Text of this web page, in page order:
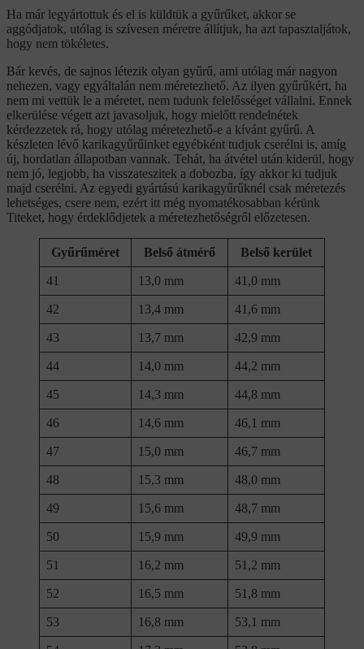
Ha már legyártottuk és el is küldtük a gyűrűket, akkor se
aggódjatok, utólag is szívesen méretre állítjuk, ha azt tapasztaljátok,
hogy nem tökéletes.
Bár kevés, de sajnos létezik olyan gyűrű, ami utólag már nagyon
nehezen, vagy egyáltalán nem méretezhető. Az ilyen gyűrűkért, ha
nem mi vettük le a méretet, nem tudunk felelősséget vállalni. Ennek
elkerülése végett azt javasoljuk, hogy mielőtt rendelnétek
kérdezzetek rá, hogy utólag méretezhető-e a kívánt gyűrű. A
készleten lévő karikagyűrűinket egyébként tudjuk cserélni is, amíg
új, hordatlan állapotban vannak. Tehát, ha átvétel után kiderül, hogy
nem jó, legjobb, ha visszateszitek a dobozba, így akkor ki tudjuk
majd cserélni. Az egyedi gyártású karikagyűrűknél csak méretezés
lehetséges, csere nem, ezért itt még nyomatékosabban kérünk
Titeket, hogy érdeklődjetek a méretezhetőségről előzetesen.
Gyűrűméret Belső átmérő Belső kerület
41 13,0 mm 41,0 mm
42 13,4 mm 41,6 mm
43 13,7 mm 42,9 mm
44 14,0 mm 44,2 mm
45 14,3 mm 44,8 mm
46 14,6 mm 46,1 mm
47 15,0 mm 46,7 mm
48 15,3 mm 48,0 mm
49 15,6 mm 48,7 mm
50 15,9 mm 49,9 mm
51 16,2 mm 51,2 mm
52 16,5 mm 51,8 mm
53 16,8 mm 53,1 mm